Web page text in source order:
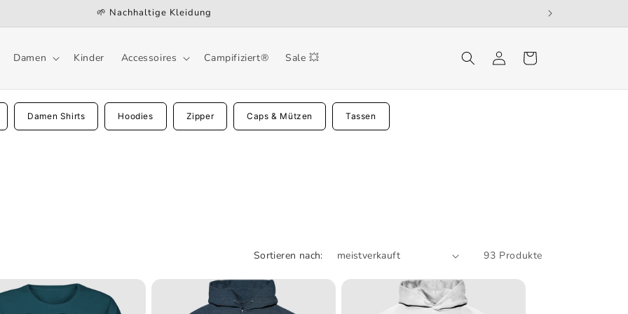
🌱 Nachhaltige Kleidung
Damen Kinder Accessoires Campifiziert® Sale 💥 EinloggenWarenkorb
Damen Shirts Hoodies Zipper Caps & Mützen Tassen
Sortieren nach: 93 Produkte